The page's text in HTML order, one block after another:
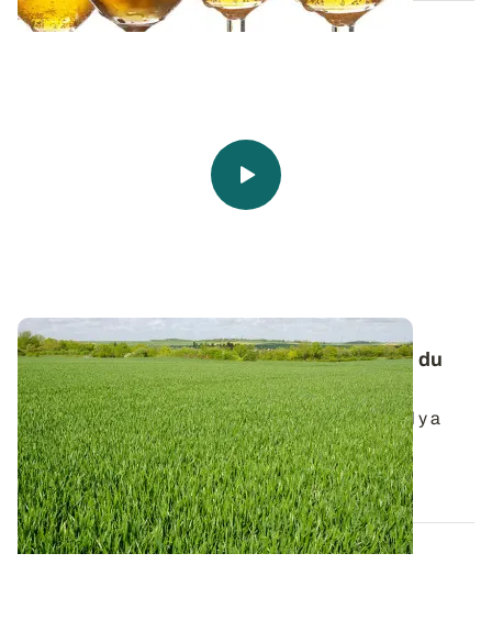
Sélection variétale - L’évolution génétique du
blé tendre en quatre actes
Le blé tendre (Triticum aestivum) arrive en France il y a
6000 ans. Cette céréale a d...
02 SEPT. 2021